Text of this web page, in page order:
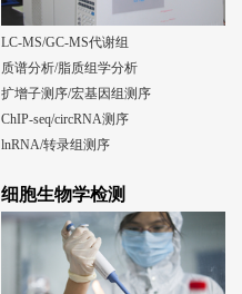
LC-MS/GC-MS代谢组
质谱分析/脂质组学分析
扩增子测序/宏基因组测序
ChIP-seq/circRNA测序
lnRNA/转录组测序
细胞生物学检测